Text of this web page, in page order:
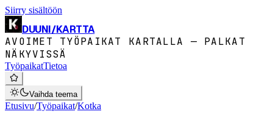
Siirry sisältöön
DUUNI/KARTTA
AVOIMET TYÖPAIKAT KARTALLA — PALKAT
NÄKYVISSÄ
TyöpaikatTietoa
Vaihda teema
Etusivu/Työpaikat/Kotka